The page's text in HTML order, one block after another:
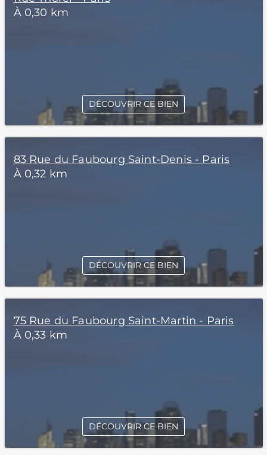
À 0,30 km
DÉCOUVRIR CE BIEN
83 Rue du Faubourg Saint-Denis - Paris
À 0,32 km
DÉCOUVRIR CE BIEN
75 Rue du Faubourg Saint-Martin - Paris
À 0,33 km
DÉCOUVRIR CE BIEN